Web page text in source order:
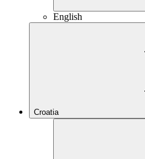
English
Croatia